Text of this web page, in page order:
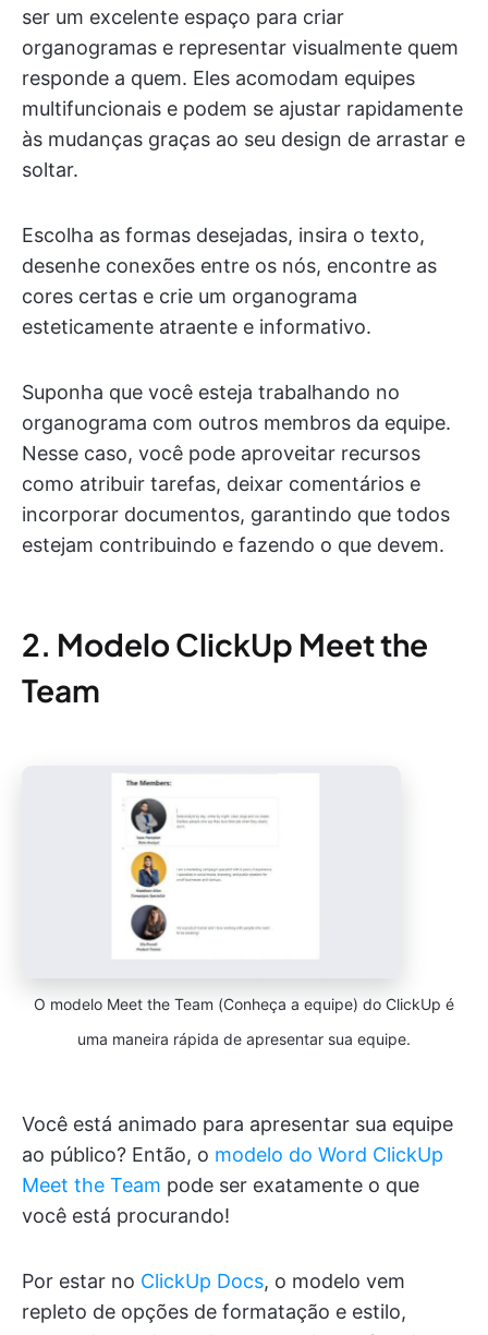
ser um excelente espaço para criar
organogramas e representar visualmente quem
responde a quem. Eles acomodam equipes
multifuncionais e podem se ajustar rapidamente
às mudanças graças ao seu design de arrastar e
soltar.
Escolha as formas desejadas, insira o texto,
desenhe conexões entre os nós, encontre as
cores certas e crie um organograma
esteticamente atraente e informativo.
Suponha que você esteja trabalhando no
organograma com outros membros da equipe.
Nesse caso, você pode aproveitar recursos
como atribuir tarefas, deixar comentários e
incorporar documentos, garantindo que todos
estejam contribuindo e fazendo o que devem.
2. Modelo ClickUp Meet the
Team
O modelo Meet the Team (Conheça a equipe) do ClickUp é
uma maneira rápida de apresentar sua equipe.
Você está animado para apresentar sua equipe
ao público? Então, o modelo do Word ClickUp
Meet the Team pode ser exatamente o que
você está procurando!
Por estar no ClickUp Docs, o modelo vem
repleto de opções de formatação e estilo,